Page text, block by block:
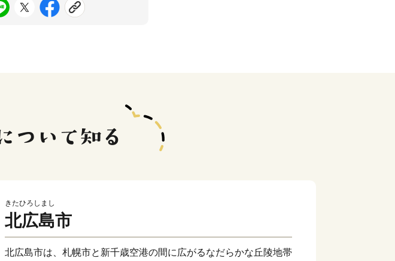
きたひろしまし
北広島市
北広島市は、札幌市と新千歳空港の間に広がるなだらかな丘陵地帯